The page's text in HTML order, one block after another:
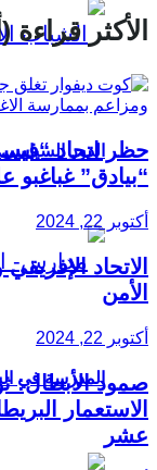
الدور
المدرسة في
الأكثر
حظر اتحاد
“بيادق”
أكتوبر 22, 2024
الاتحاد
الأمن
أكتوبر 22, 2024
صمود الأبطال:
الاستعمار
عشر